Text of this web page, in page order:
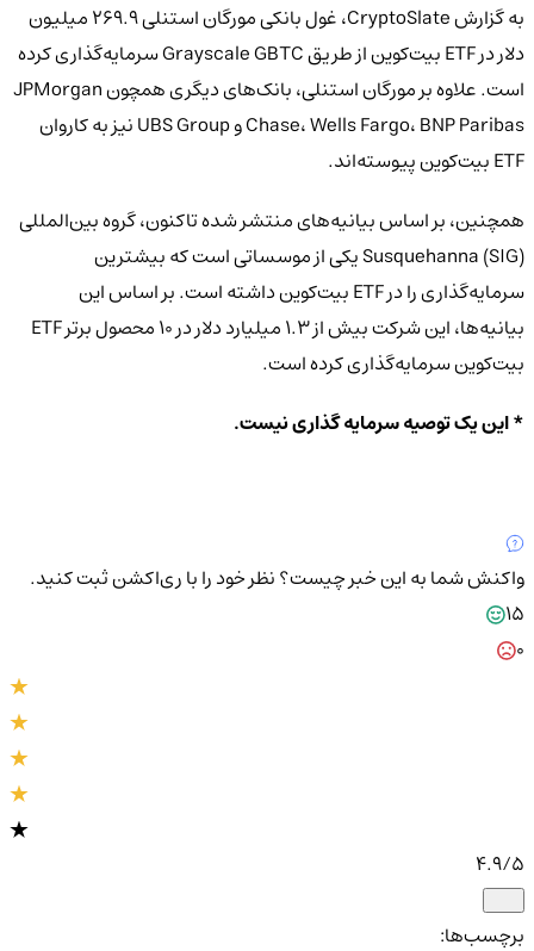
به گزارش CryptoSlate، غول بانکی مورگان استنلی ۲۶۹.۹ میلیون
دلار در ETF بیت‌کوین از طریق Grayscale GBTC سرمایه‌گذاری کرده
است. علاوه بر مورگان استنلی، بانک‌های دیگری همچون JPMorgan
Chase، Wells Fargo، BNP Paribas و UBS Group نیز به کاروان
ETF بیت‌کوین پیوسته‌اند.
همچنین، بر اساس بیانیه‌های منتشر شده تاکنون، گروه بین‌المللی
Susquehanna (SIG) یکی از موسساتی است که بیشترین
سرمایه‌گذاری را در ETF بیت‌کوین داشته است. بر اساس این
بیانیه‌ها، این شرکت بیش از ۱.۳ میلیارد دلار در ۱۰ محصول برتر ETF
بیت‌کوین سرمایه‌گذاری کرده است.
* این یک توصیه سرمایه گذاری نیست.
واکنش شما به این خبر چیست؟نظر خود را با ری‌اکشن ثبت کنید.
15
4.9/5
برچسب‌ها: